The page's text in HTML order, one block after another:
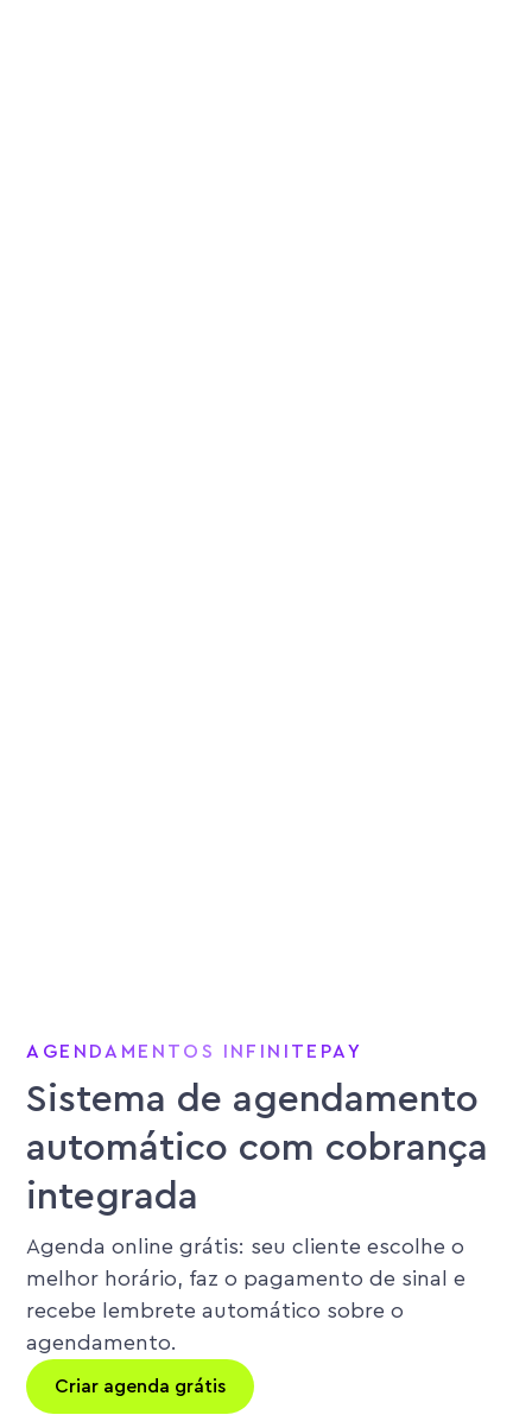
AGENDAMENTOS INFINITEPAY
Sistema de agendamento
automático com cobrança
integrada
Agenda online grátis: seu cliente escolhe o
melhor horário, faz o pagamento de sinal e
recebe lembrete automático sobre o
agendamento.
Criar agenda grátis